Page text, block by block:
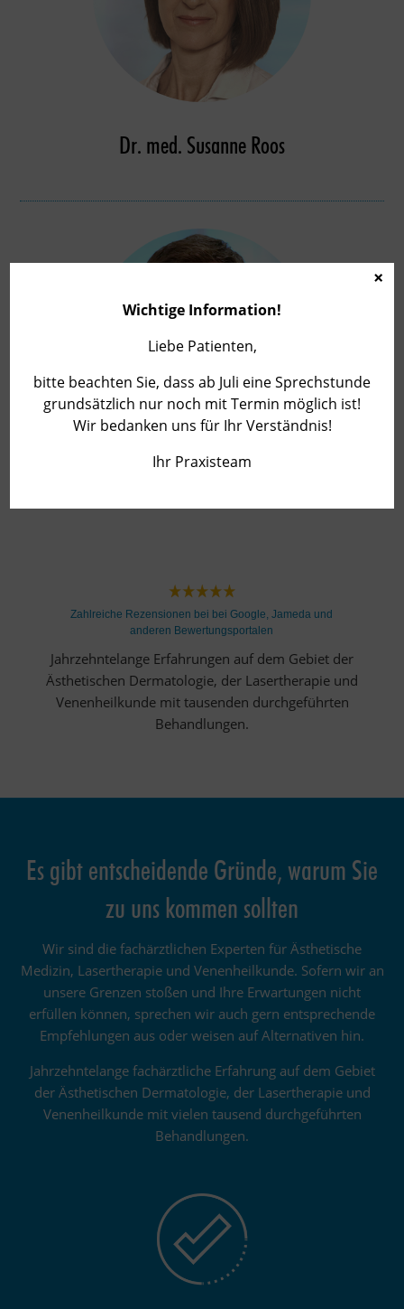
Dr. med. Susanne Roos
Zahlreiche Rezensionen bei bei Google, Jameda und
anderen Bewertungsportalen
Jahrzehntelange Erfahrungen auf dem Gebiet der
Ästhetischen Dermatologie, der Lasertherapie und
Venenheilkunde mit tausenden durchgeführten
Behandlungen.
Es gibt entscheidende Gründe, warum Sie
zu uns kommen sollten
Wir sind die fachärztlichen Experten für Ästhetische
Medizin, Lasertherapie und Venenheilkunde. Sofern wir an
unsere Grenzen stoßen und Ihre Erwartungen nicht
erfüllen können, sprechen wir auch gern entsprechende
Empfehlungen aus oder weisen auf Alternativen hin.
Jahrzehntelange fachärztliche Erfahrung auf dem Gebiet
der Ästhetischen Dermatologie, der Lasertherapie und
Venenheilkunde mit vielen tausend durchgeführten
Behandlungen.
Wichtige Information!
Liebe Patienten,
bitte beachten Sie, dass ab Juli eine Sprechstunde
grundsätzlich nur noch mit Termin möglich ist!
Wir bedanken uns für Ihr Verständnis!
Ihr Praxisteam
×